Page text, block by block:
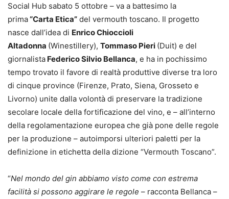
Social Hub sabato 5 ottobre – va a battesimo la
prima“Carta Etica” del vermouth toscano. Il progetto
nasce dall’idea di Enrico Chioccioli
Altadonna (Winestillery), Tommaso Pieri (Duit) e del
giornalista Federico Silvio Bellanca, e ha in pochissimo
tempo trovato il favore di realtà produttive diverse tra loro
di cinque province (Firenze, Prato, Siena, Grosseto e
Livorno) unite dalla volontà di preservare la tradizione
secolare locale della fortificazione del vino, e – all’interno
della regolamentazione europea che già pone delle regole
per la produzione – autoimporsi ulteriori paletti per la
definizione in etichetta della dizione “Vermouth Toscano”.
“Nel mondo del gin abbiamo visto come con estrema
facilità si possono aggirare le regole – racconta Bellanca –